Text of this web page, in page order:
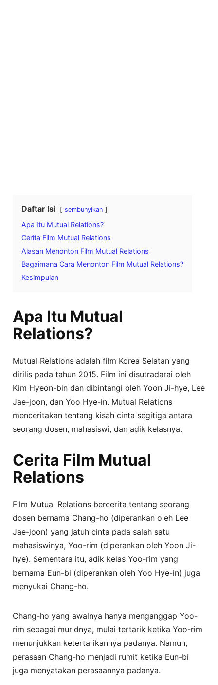
Daftar Isi sembunyikan
Apa Itu Mutual Relations?
Cerita Film Mutual Relations
Alasan Menonton Film Mutual Relations
Bagaimana Cara Menonton Film Mutual Relations?
Kesimpulan
Apa Itu Mutual
Relations?
Mutual Relations adalah film Korea Selatan yang
dirilis pada tahun 2015. Film ini disutradarai oleh
Kim Hyeon-bin dan dibintangi oleh Yoon Ji-hye, Lee
Jae-joon, dan Yoo Hye-in. Mutual Relations
menceritakan tentang kisah cinta segitiga antara
seorang dosen, mahasiswi, dan adik kelasnya.
Cerita Film Mutual
Relations
Film Mutual Relations bercerita tentang seorang
dosen bernama Chang-ho (diperankan oleh Lee
Jae-joon) yang jatuh cinta pada salah satu
mahasiswinya, Yoo-rim (diperankan oleh Yoon Ji-
hye). Sementara itu, adik kelas Yoo-rim yang
bernama Eun-bi (diperankan oleh Yoo Hye-in) juga
menyukai Chang-ho.
Chang-ho yang awalnya hanya menganggap Yoo-
rim sebagai muridnya, mulai tertarik ketika Yoo-rim
menunjukkan ketertarikannya padanya. Namun,
perasaan Chang-ho menjadi rumit ketika Eun-bi
juga menyatakan perasaannya padanya.